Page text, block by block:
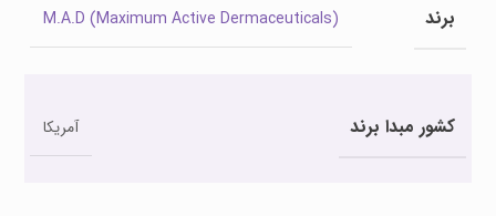
برند M.A.D (Maximum Active Dermaceuticals)
کشور مبدا برند آمریکا